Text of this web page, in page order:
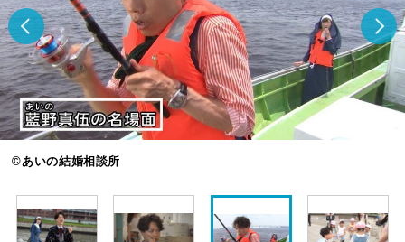
©あいの結婚相談所